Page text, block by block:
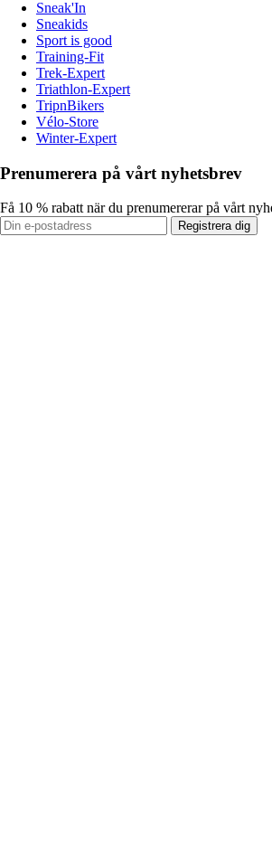
Sneak'In
Sneakids
Sport is good
Training-Fit
Trek-Expert
Triathlon-Expert
TripnBikers
Vélo-Store
Winter-Expert
Prenumerera på vårt nyhetsbrev
Få 10 % rabatt när du prenumererar på vårt
Registrera dig